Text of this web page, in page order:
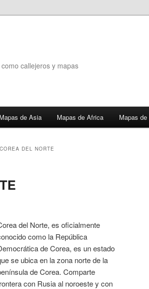
callejeros y mapas
Mapas de Asia Mapas de Africa Mapas
DEL NORTE
del Norte, es oficialmente
como la República
de Corea, es un estado
se ubica en la zona norte de la
de Corea. Comparte
con Rusia al noroeste y con